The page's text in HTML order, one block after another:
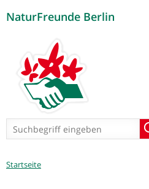
NaturFreunde Berlin
Suchformular
Sie
Startseite